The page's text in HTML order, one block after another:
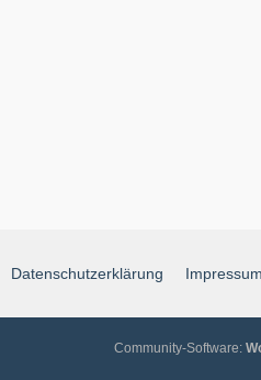
Datenschutzerklärung Impressum
Community-Software: